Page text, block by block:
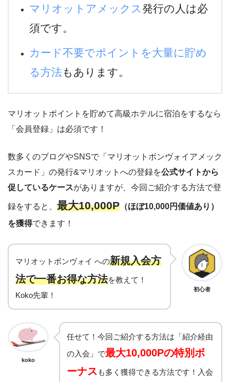
マリオットアメックス 発行の人は必
須です。
カード不要でポイントを大量に貯め
る方法もあります。
マリオットポイントを貯めて高級ホテルに宿泊をするなら
「会員登録」は必須です！
数多くのブログやSNSで「マリオットボンヴォイアメック
スカード」の発行&マリオットへの登録を公式サイトから
促しているケースがありますが、今回ご紹介する方法で登
録をすると、 最大10,000P （ほぼ10,000円価値あり）
を獲得できます！
マリオットボンヴォイ への新規入会方
法で一番お得な方法を教えて！
Koko先輩！
初心者
koko
任せて！今回ご紹介する方法は「紹介経由
の入会」で最大10,000Pの特別ボ
ーナス も多く獲得できる方法です！入会